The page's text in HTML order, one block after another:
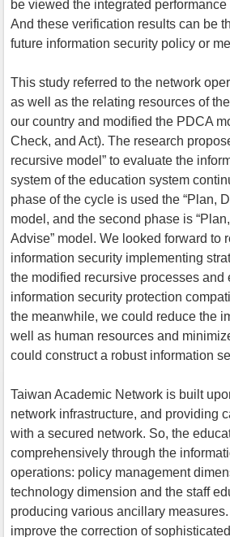
be viewed the integrated
And these verification results can be
future information security policy or
This study referred to the network
as well as the relating resources of
our country and modified the PDCA
Check, and Act). The research
recursive model” to evaluate the
system of the education system
phase of the cycle is used the “Plan,
model, and the second phase is
Advise” model. We looked forward to
information security implementing
the modified recursive processes and
information security protection
the meanwhile, we could reduce the
well as human resources and
could construct a robust information
Taiwan Academic Network is built
network infrastructure, and providing
with a secured network. So, the
comprehensively through the
operations: policy management
technology dimension and the staff
producing various ancillary
improve the correction of